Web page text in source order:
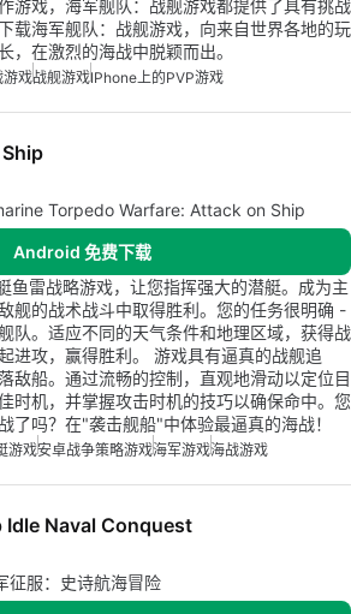
游戏，海军舰队：战舰游戏都提供了具有挑战
载海军舰队：战舰游戏，向来自世界各地的玩
，在激烈的海战中脱颖而出。
游戏战舰游戏IPhone上的PVP游戏
Torpedo Warfare: Attack on Ship
Android 免费下载
鱼雷战略游戏，让您指挥强大的潜艇。成为主
舰的战术战斗中取得胜利。您的任务很明确 -
队。适应不同的天气条件和地理区域，获得战
进攻，赢得胜利。 游戏具有逼真的战舰追
敌船。通过流畅的控制，直观地滑动以定位目
时机，并掌握攻击时机的技巧以确保命中。您
了吗？在"袭击舰船"中体验最逼真的海战！
游戏安卓战争策略游戏海军游戏海战游戏
Idle Naval Conquest
征服：史诗航海冒险